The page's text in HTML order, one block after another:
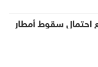
احتمال سقوط أمطار